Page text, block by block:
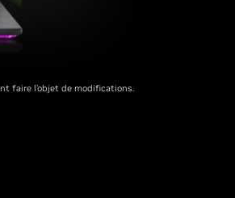
faire l’objet de modifications.